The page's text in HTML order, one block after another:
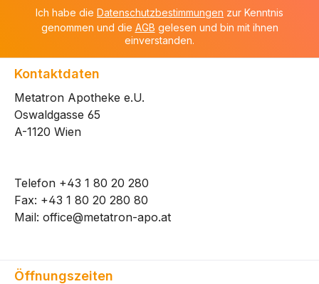
Ich habe die Datenschutzbestimmungen zur Kenntnis
genommen und die AGB gelesen und bin mit ihnen
einverstanden.
Kontaktdaten
Metatron Apotheke e.U.
Oswaldgasse 65
A-1120 Wien
Telefon +43 1 80 20 280
Fax: +43 1 80 20 280 80
Mail: office@metatron-apo.at
Öffnungszeiten